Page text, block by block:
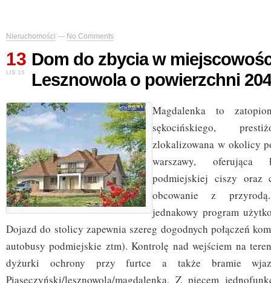
Nieruchomości — No Comments
13
LIS 15
Dom do zbycia w
Lesznowola o powierzchni
Magdalenka to
sękocińskiego,
zlokalizowana w okolicy
warszawy, oferująca
podmiejskiej ciszy oraz
obcowanie z
jednakowy program
Dojazd do stolicy zapewnia szereg dogodnych połączeń
autobusy podmiejskie ztm). Kontrolę nad wejściem na
dyżurki ochrony przy furtce a także bramie
Piaseczyński/lesznowola/magdalenka. Z piecem